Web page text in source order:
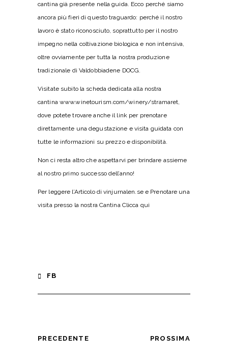
cantina già presente nella guida. Ecco perché siamo
ancora più fieri di questo traguardo: perché il nostro
lavoro è stato riconosciuto, soprattutto per il nostro
impegno nella coltivazione biologica e non intensiva,
oltre ovviamente per tutta la nostra produzione
tradizionale di Valdobbiadene DOCG.
Visitate subito la scheda dedicata alla nostra
cantina www.winetourism.com/winery/stramaret,
dove potete trovare anche il link per prenotare
direttamente una degustazione e visita guidata con
tutte le informazioni su prezzo e disponibilità.
Non ci resta altro che aspettarvi per brindare assieme
al nostro primo successo dell’anno!
Per leggere l’Articolo di vinjurnalen.se e Prenotare una
visita presso la nostra Cantina Clicca qui
FB
PRECEDENTE PROSSIMA